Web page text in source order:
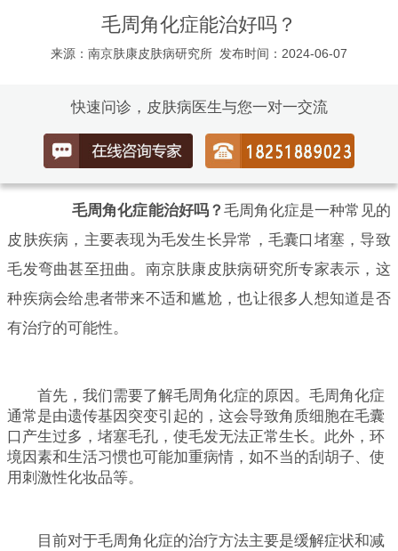
毛周角化症能治好吗？
来源：南京肤康皮肤病研究所 发布时间：2024-06-07
快速问诊，皮肤病医生与您一对一交流
毛周角化症能治好吗？ 毛周角化症是一种常见的
皮肤疾病，主要表现为毛发生长异常，毛囊口堵塞，导致
毛发弯曲甚至扭曲。南京肤康皮肤病研究所专家表示，这
种疾病会给患者带来不适和尴尬，也让很多人想知道是否
有治疗的可能性。
首先，我们需要了解毛周角化症的原因。毛周角化症
通常是由遗传基因突变引起的，这会导致角质细胞在毛囊
口产生过多，堵塞毛孔，使毛发无法正常生长。此外，环
境因素和生活习惯也可能加重病情，如不当的刮胡子、使
用刺激性化妆品等。
目前对于毛周角化症的治疗方法主要是缓解症状和减